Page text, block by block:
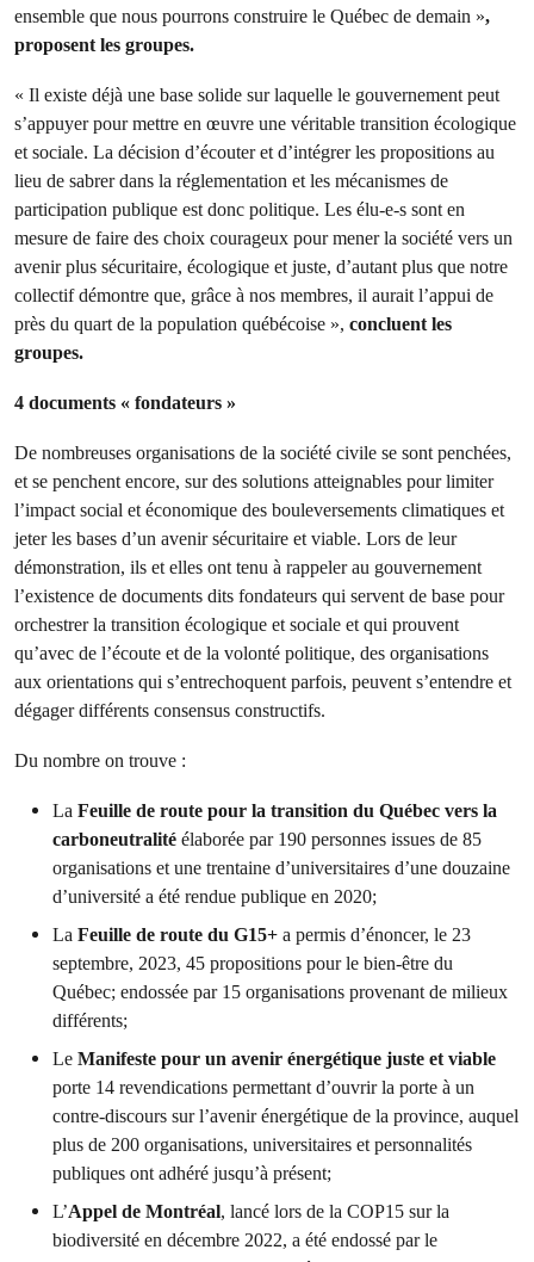
ensemble que nous pourrons construire le Québec de demain »,
proposent les groupes.
« Il existe déjà une base solide sur laquelle le gouvernement peut
s’appuyer pour mettre en œuvre une véritable transition écologique
et sociale. La décision d’écouter et d’intégrer les propositions au
lieu de sabrer dans la réglementation et les mécanismes de
participation publique est donc politique. Les élu-e-s sont en
mesure de faire des choix courageux pour mener la société vers un
avenir plus sécuritaire, écologique et juste, d’autant plus que notre
collectif démontre que, grâce à nos membres, il aurait l’appui de
près du quart de la population québécoise », concluent les
groupes.
4 documents « fondateurs »
De nombreuses organisations de la société civile se sont penchées,
et se penchent encore, sur des solutions atteignables pour limiter
l’impact social et économique des bouleversements climatiques et
jeter les bases d’un avenir sécuritaire et viable. Lors de leur
démonstration, ils et elles ont tenu à rappeler au gouvernement
l’existence de documents dits fondateurs qui servent de base pour
orchestrer la transition écologique et sociale et qui prouvent
qu’avec de l’écoute et de la volonté politique, des organisations
aux orientations qui s’entrechoquent parfois, peuvent s’entendre et
dégager différents consensus constructifs.
Du nombre on trouve :
La Feuille de route pour la transition du Québec vers la
carboneutralité élaborée par 190 personnes issues de 85
organisations et une trentaine d’universitaires d’une douzaine
d’université a été rendue publique en 2020;
La Feuille de route du G15+ a permis d’énoncer, le 23
septembre, 2023, 45 propositions pour le bien-être du
Québec; endossée par 15 organisations provenant de milieux
différents;
Le Manifeste pour un avenir énergétique juste et viable
porte 14 revendications permettant d’ouvrir la porte à un
contre-discours sur l’avenir énergétique de la province, auquel
plus de 200 organisations, universitaires et personnalités
publiques ont adhéré jusqu’à présent;
L’Appel de Montréal, lancé lors de la COP15 sur la
biodiversité en décembre 2022, a été endossé par le